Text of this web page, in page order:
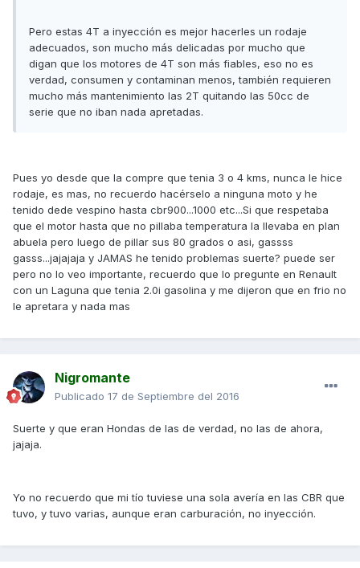
Pero estas 4T a inyección es mejor hacerles un rodaje
adecuados, son mucho más delicadas por mucho que
digan que los motores de 4T son más fiables, eso no es
verdad, consumen y contaminan menos, también requieren
mucho más mantenimiento las 2T quitando las 50cc de
serie que no iban nada apretadas.
Pues yo desde que la compre que tenia 3 o 4 kms, nunca le hice
rodaje, es mas, no recuerdo hacérselo a ninguna moto y he
tenido dede vespino hasta cbr900...1000 etc...Si que respetaba
que el motor hasta que no pillaba temperatura la llevaba en plan
abuela pero luego de pillar sus 80 grados o asi, gassss
gasss...jajajaja y JAMAS he tenido problemas suerte? puede ser
pero no lo veo importante, recuerdo que lo pregunte en Renault
con un Laguna que tenia 2.0i gasolina y me dijeron que en frio no
le apretara y nada mas
Nigromante
Publicado 17 de Septiembre del 2016
Suerte y que eran Hondas de las de verdad, no las de ahora,
jajaja.
Yo no recuerdo que mi tío tuviese una sola avería en las CBR que
tuvo, y tuvo varias, aunque eran carburación, no inyección.